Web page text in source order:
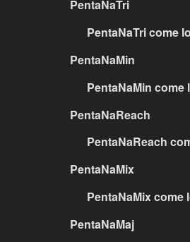
PentaNaTri
PentaNaTri come
PentaNaMin
PentaNaMin come
PentaNaReach
PentaNaReach
PentaNaMix
PentaNaMix come
PentaNaMaj